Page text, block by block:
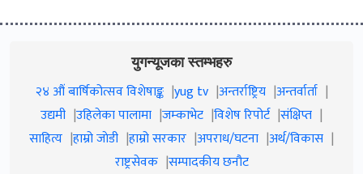
युगन्यूजका स्तम्भहरु
२४ औं बार्षिकोत्सव विशेषाङ्क yug tv अन्तर्राष्ट्रिय अन्तर्वार्ता
उद्यमी उहिलेका पालामा जम्काभेट विशेष रिपोर्ट संक्षिप्त
साहित्य हाम्रो जाेडी हाम्रो सरकार अपराध/घटना अर्थ/विकास
राष्ट्रसेवक सम्पादकीय छनौट